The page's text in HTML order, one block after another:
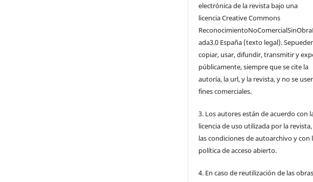
electrónica de la revista bajo una
licencia Creative Commons
ada3.0 España (texto legal).
copiar, usar, difundir, transmitir y
públicamente, siempre que se cite la
autoría, la url, y la revista, y no se
fines comerciales.
3. Los autores están de acuerdo con
licencia de uso utilizada por la
las condiciones de autoarchivo y con
política de acceso abierto.
4. En caso de reutilización de las